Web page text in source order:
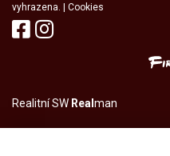
vyhrazena. | Cookies
Realitní SW Real man